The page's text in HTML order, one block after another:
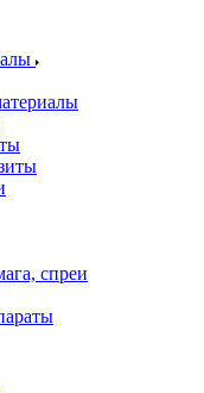
спреи